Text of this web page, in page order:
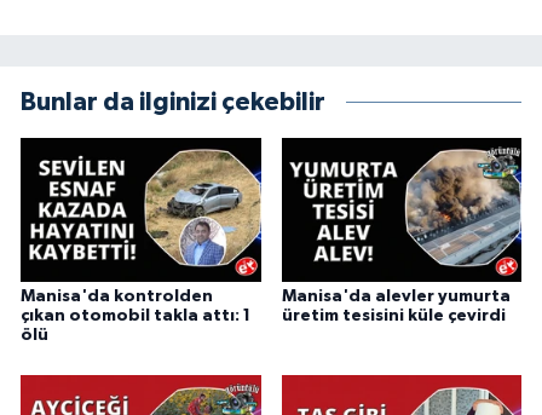
Bunlar da ilginizi çekebilir
Manisa'da kontrolden
çıkan otomobil takla attı: 1
ölü
Manisa'da alevler yumurta
üretim tesisini küle çevirdi